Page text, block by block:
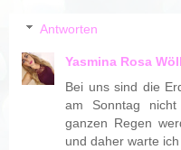
Antworten
Yasmina Rosa
Bei uns sind die
am Sonntag
ganzen Regen
und daher warte ich